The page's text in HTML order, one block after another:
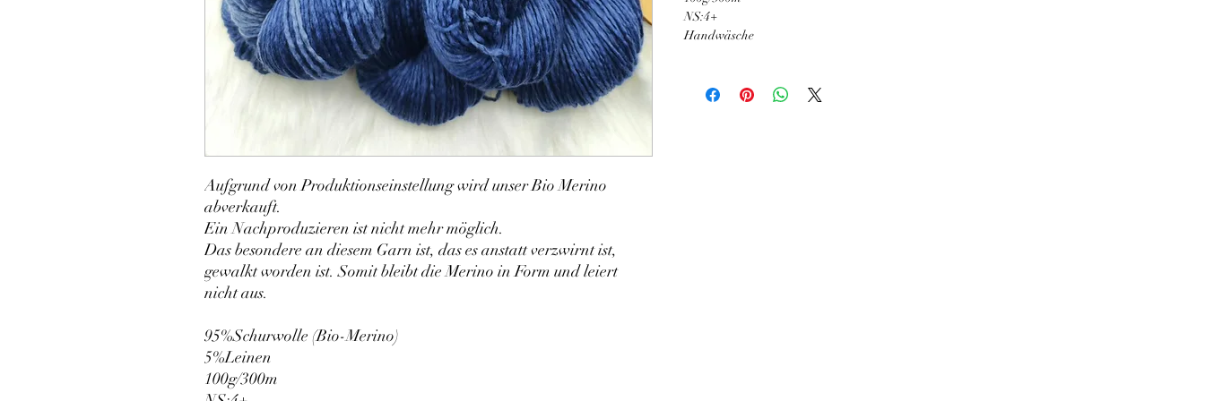
Aufgrund von Produktionseinstellung wird unser Bio Merino
abverkauft.
Ein Nachproduzieren ist nicht mehr möglich.
Das besondere an diesem Garn ist, das es anstatt verzwirnt ist,
gewalkt worden ist. Somit bleibt die Merino in Form und leiert
nicht aus.
95%Schurwolle (Bio-Merino)
5%Leinen
100g/300m
NS:4+
Handwäsche